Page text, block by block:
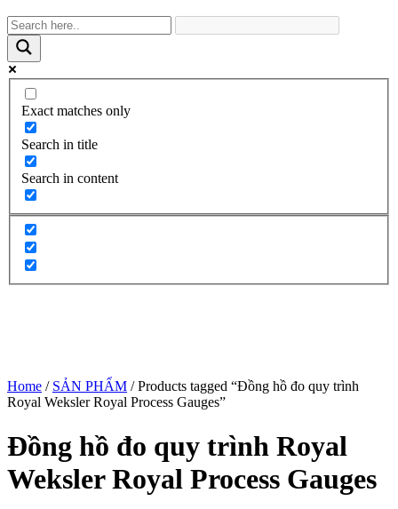
Exact matches only
Search in title
Search in content
Home / SẢN PHẨM / Products tagged “Đồng hồ đo quy trình
Royal Weksler Royal Process Gauges”
Đồng hồ đo quy trình Royal
Weksler Royal Process Gauges